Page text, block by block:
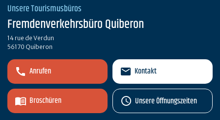
Unsere Tourismusbüros
Fremdenverkehrsbüro Quiberon
14 rue de Verdun
56170 Quiberon
Anrufen
Broschüren
Kontakt
Unsere Öffnungszeiten